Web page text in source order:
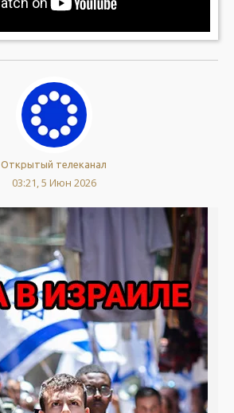
Открытый телеканал
03:21, 5 Июн 2026